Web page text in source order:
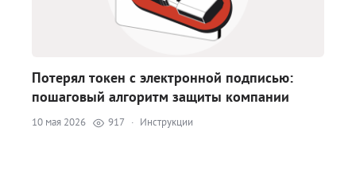
Потерял токен с электронной подписью:
пошаговый алгоритм защиты компании
10 мая 2026 917 · Инструкции